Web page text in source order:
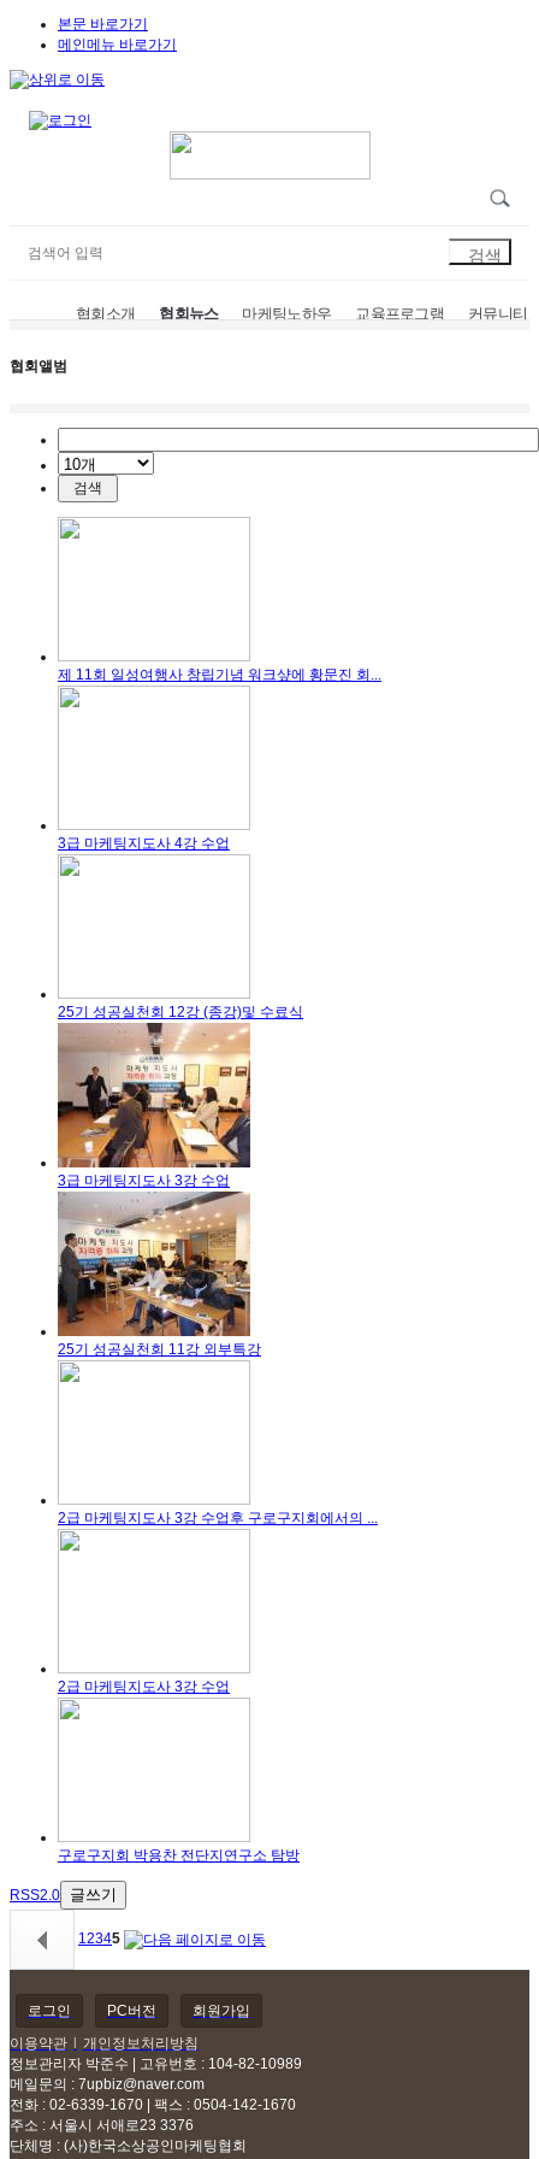
본문 바로가기
메인메뉴 바로가기
협회소개 협회뉴스 마케팅노하우 교육프로그램 커뮤니티
협회앨범
제 11회 일성여행사 창립기념 워크샾에 황문진 회...
3급 마케팅지도사 4강 수업
25기 성공실천회 12강 (종강)및 수료식
3급 마케팅지도사 3강 수업
25기 성공실천회 11강 외부특강
2급 마케팅지도사 3강 수업후 구로구지회에서의 ...
2급 마케팅지도사 3강 수업
구로구지회 박용찬 전단지연구소 탐방
RSS2.0 글쓰기
12345
로그인 PC버전
회원가입
이용약관
개인정보처리방침
정보관리자 박준수 | 고유번호 : 104-82-10989
메일문의 : 7upbiz@naver.com
전화 : 02-6339-1670 | 팩스 : 0504-142-1670
주소 : 서울시 서애로23 3376
단체명 : (사)한국소상공인마케팅협회